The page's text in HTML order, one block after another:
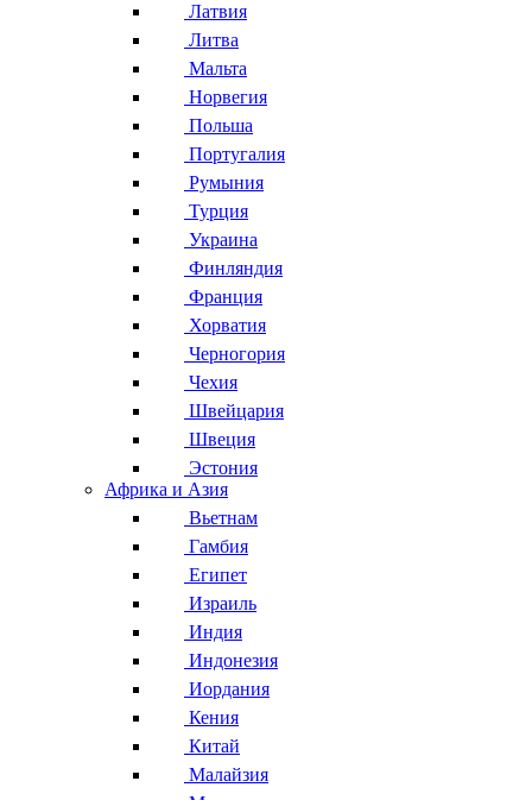
Латвия
Литва
Мальта
Норвегия
Польша
Португалия
Румыния
Турция
Украина
Финляндия
Франция
Хорватия
Черногория
Чехия
Швейцария
Швеция
Эстония
Африка и Азия
Вьетнам
Гамбия
Египет
Израиль
Индия
Индонезия
Иордания
Кения
Китай
Малайзия